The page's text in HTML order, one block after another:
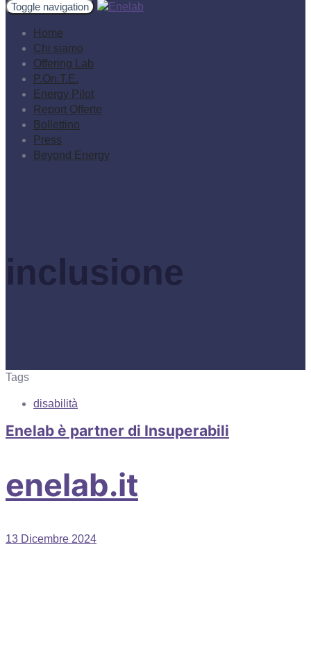
Toggle navigation
Home
Chi siamo
Offering Lab
P.On.T.E.
Energy Pilot
Report Offerte
Bollettino
Press
Beyond Energy
inclusione
Tags
disabilità
Enelab è partner di Insuperabili
enelab.it
13 Dicembre 2024